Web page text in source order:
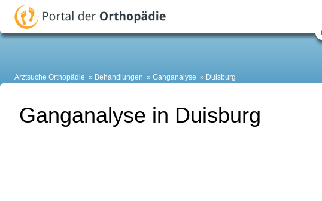
Arztsuche Orthopädie Behandlungen Ganganalyse Duisburg
Ganganalyse in Duisburg